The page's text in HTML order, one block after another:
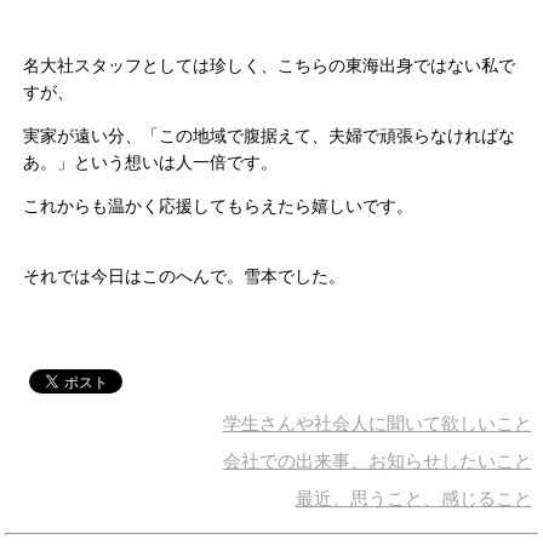
名大社スタッフとしては珍しく、こちらの東海出身ではない私で
すが、
実家が遠い分、「この地域で腹据えて、夫婦で頑張らなければな
あ。」という想いは人一倍です。
これからも温かく応援してもらえたら嬉しいです。
それでは今日はこのへんで。雪本でした。
学生さんや社会人に聞いて欲しいこと
会社での出来事、お知らせしたいこと
最近、思うこと、感じること